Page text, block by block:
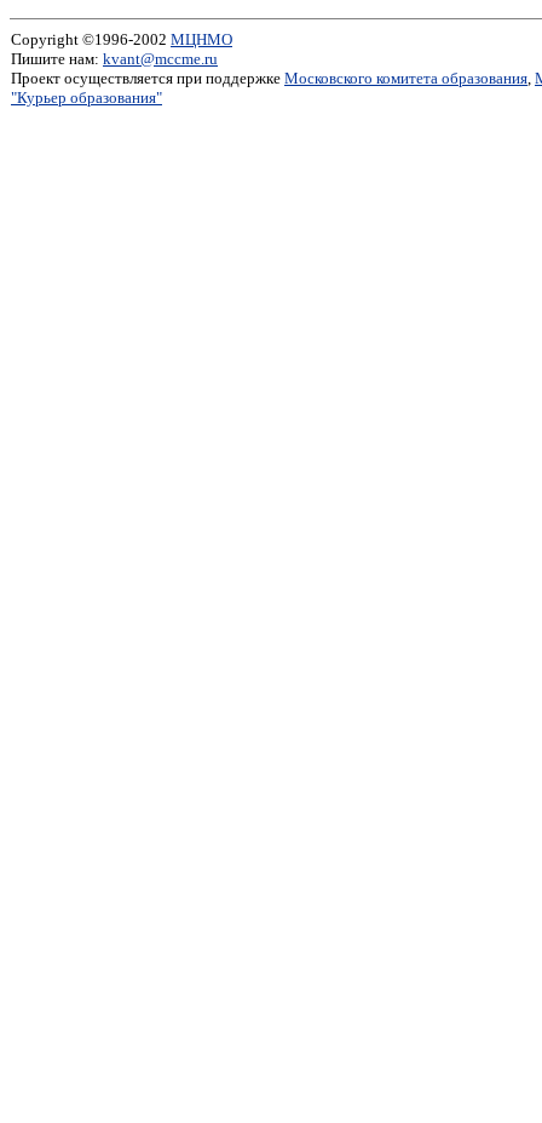
Copyright ©1996-2002 МЦНМО
Пишите нам: kvant@mccme.ru
Проект осуществляется при поддержке Московского комитета образования,
"Курьер образования"